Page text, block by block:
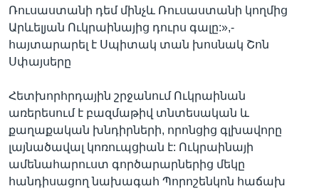
Ռուսաստանի դեմ մինչև Ռուսաստանի կողմից
Արևելյան Ուկրաինայից դուրս գալը:»,-
հայտարարել է Սպիտակ տան խոսնակ Շոն
Սփայսերը
Հետխորհրդային շրջանում Ուկրաինան
առերեսում է բազմաթիվ տնտեսական և
քաղաքական խնդիրների, որոնցից գլխավորը
լայնածավալ կոռուպցիան է: Ուկրաինայի
ամենահարուստ գործարարներից մեկը
հանդիսացող նախագահ Պորոշենկոն հաճախ